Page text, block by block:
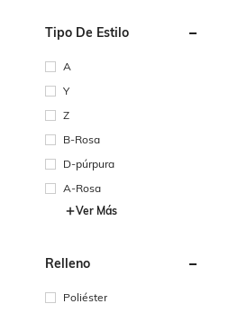
Tipo De Estilo
A
Y
Z
B-Rosa
D-púrpura
A-Rosa
Ver Más
Relleno
Poliéster